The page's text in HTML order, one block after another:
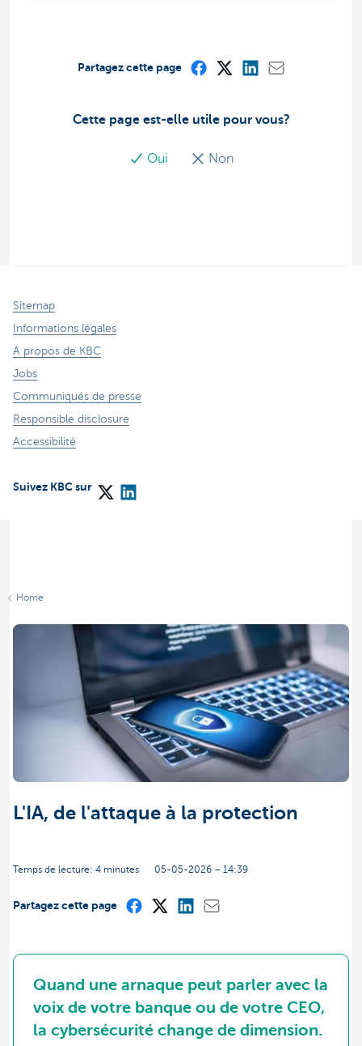
Cette page est-elle utile pour vous?
Oui Non
Partagez cette page
Sitemap
Informations légales
A propos de KBC
Jobs
Communiqués de presse
Responsible disclosure
Accessibilité
Suivez KBC sur
Home
L'IA, de l'attaque à la protection
Temps de lecture: 4 minutes 05-05-2026 – 14:39
Partagez cette page
Quand une arnaque peut parler avec la
voix de votre banque ou de votre CEO,
la cybersécurité change de dimension.